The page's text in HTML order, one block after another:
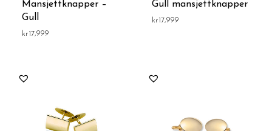
Mansjettknapper –
Gull
kr17,999
Gull mansjettknapper
kr17,999